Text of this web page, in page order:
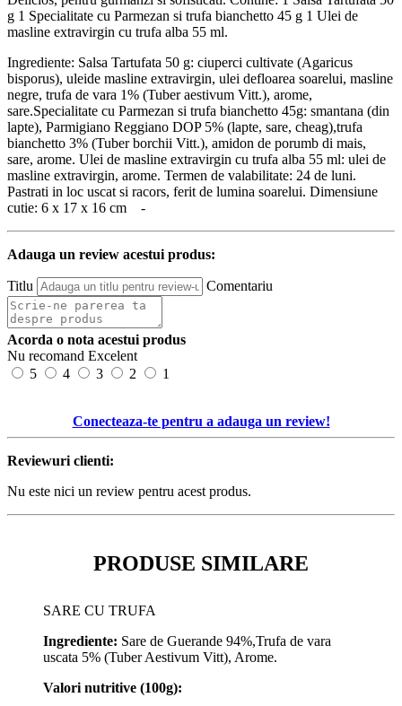
g 1 Specialitate cu Parmezan si trufa bianchetto 45 g 1 Ulei de
masline extravirgin cu trufa alba 55 ml.
Ingrediente: Salsa Tartufata 50 g: ciuperci cultivate (Agaricus
bisporus), uleide masline extravirgin, ulei defloarea soarelui, masline
negre, trufa de vara 1% (Tuber aestivum Vitt.), arome,
sare.Specialitate cu Parmezan si trufa bianchetto 45g: smantana (din
lapte), Parmigiano Reggiano DOP 5% (lapte, sare, cheag),trufa
bianchetto 3% (Tuber borchii Vitt.), amidon de porumb di mais,
sare, arome. Ulei de masline extravirgin cu trufa alba 55 ml: ulei de
masline extravirgin, arome. Termen de valabilitate: 24 de luni.
Pastrati in loc uscat si racors, ferit de lumina soarelui. Dimensiune
cutie: 6 x 17 x 16 cm -
Adauga un review acestui produs:
Titlu Comentariu
Acorda o nota acestui produs
Nu recomand Excelent
5
4 3 2 1
Conecteaza-te pentru a adauga un review!
Reviewuri clienti:
Nu este nici un review pentru acest produs.
PRODUSE SIMILARE
SARE CU TRUFA
Ingrediente: Sare de Guerande 94%,Trufa de vara
uscata 5% (Tuber Aestivum Vitt), Arome.
Valori nutritive (100g):